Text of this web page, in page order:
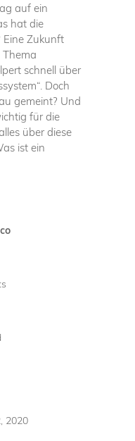
auf ein
hat die
Eine Zukunft
Thema
schnell über
Doch
gemeint? Und
für die
über diese
ist ein
2020